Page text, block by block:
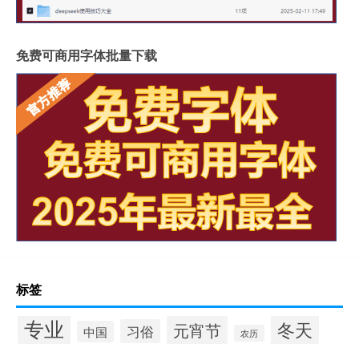
免费可商用字体批量下载
标签
专业 中国 习俗 元宵节 农历 冬天